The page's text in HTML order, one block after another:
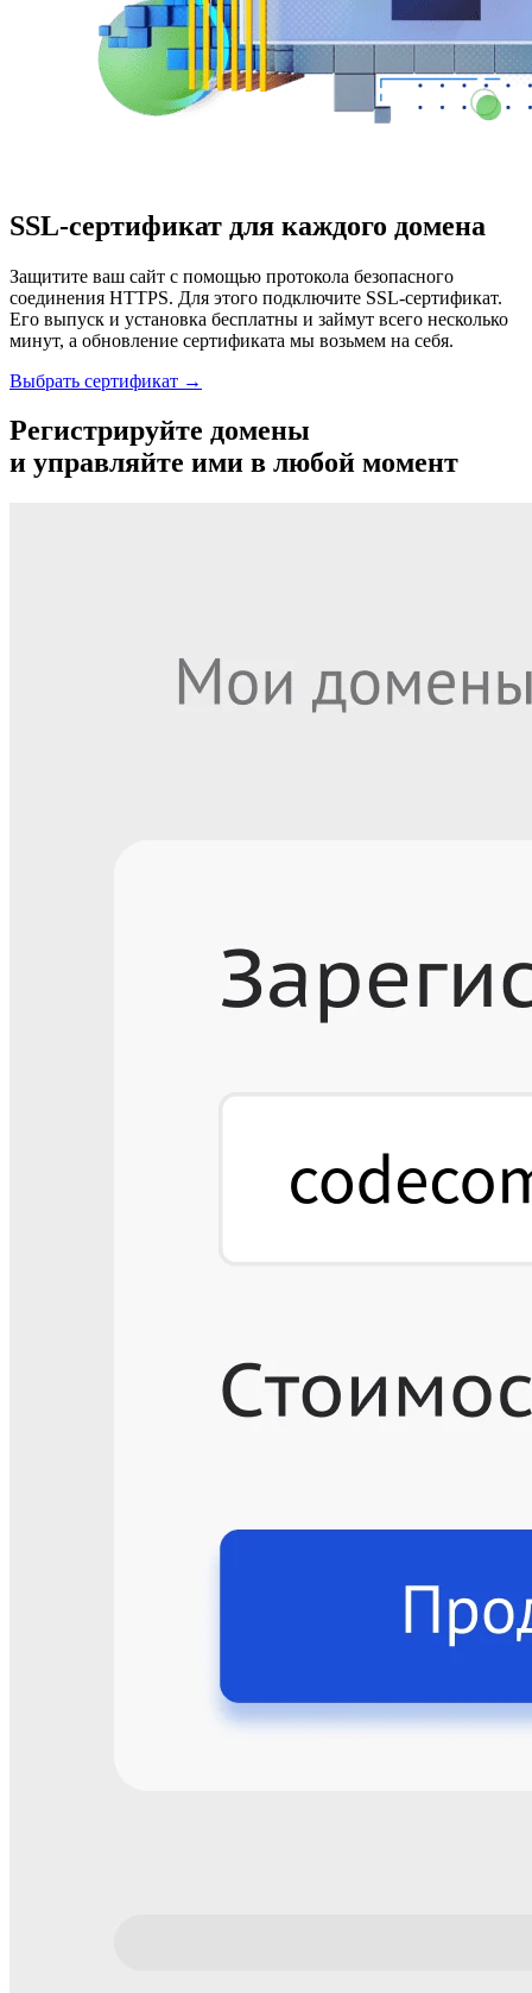
SSL-сертификат для каждого домена
Защитите ваш сайт с помощью протокола безопасного
соединения HТТPS. Для этого подключите SSL-сертификат.
Его выпуск и установка бесплатны и займут всего несколько
минут, а обновление сертификата мы возьмем на себя.
Выбрать сертификат →
Регистрируйте домены
и управляйте ими в любой момент